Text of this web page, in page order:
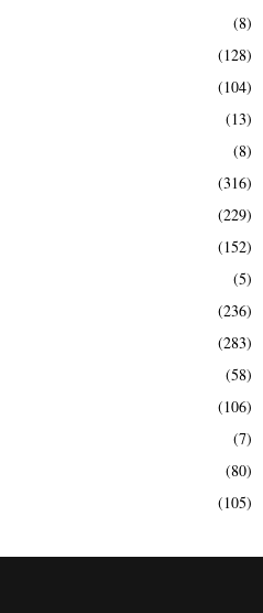
(8)
(128)
(104)
(13)
(8)
(316)
(229)
(152)
(5)
(236)
(283)
(58)
(106)
(7)
(80)
(105)